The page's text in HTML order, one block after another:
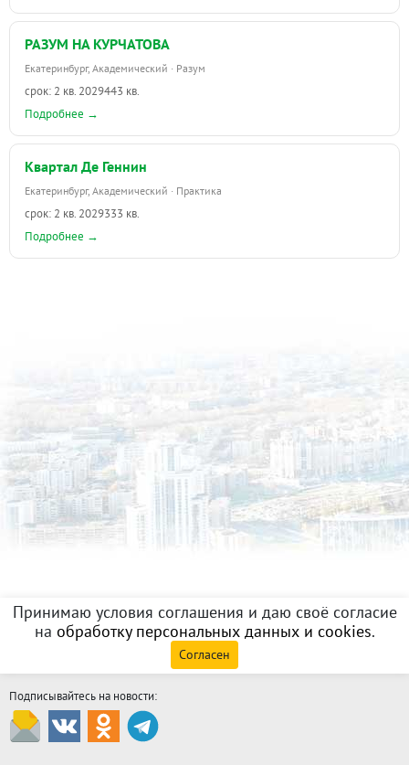
РАЗУМ НА КУРЧАТОВА
Екатеринбург, Академический · Разум
срок: 2 кв. 2029443 кв.
Подробнее →
Квартал Де Геннин
Екатеринбург, Академический · Практика
срок: 2 кв. 2029333 кв.
Подробнее →
Принимаю условия соглашения и даю своё согласие
на обработку персональных данных и cookies.
Согласен
Подписывайтесь на новости: